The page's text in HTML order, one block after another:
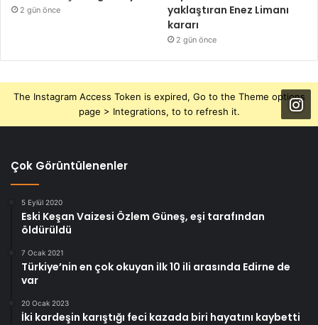
2 gün önce
yaklaştıran Enez Limanı
kararı
2 gün önce
The Instagram Access Token is expired, Go to the Theme options
page > Integrations, to to refresh it.
Çok Görüntülenenler
5 Eylül 2020
Eski Keşan Vaizesi Özlem Güneş, eşi tarafından
öldürüldü
7 Ocak 2021
Türkiye’nin en çok okuyan ilk 10 ili arasında Edirne de
var
20 Ocak 2023
İki kardeşin karıştığı feci kazada biri hayatını kaybetti